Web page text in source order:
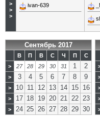
>
>
>
ivan-639
Сентябрь 2017
В П В С Ч П
С
>
27 28 29 30 31 1 2
> 3 4 5 6 7 8 9
> 10 11 12 13 14 15 16
> 17 18 19 20 21 22 23
> 24 25 26 27 28 29 30